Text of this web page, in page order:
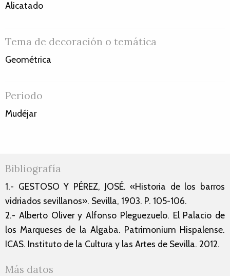
Alicatado
Tema de decoración o temática
Geométrica
Periodo
Mudéjar
Bibliografía
1.- GESTOSO Y PÉREZ, JOSÉ. «Historia de los barros
vidriados sevillanos». Sevilla, 1903. P. 105-106.
2.- Alberto Oliver y Alfonso Pleguezuelo. El Palacio de
los Marqueses de la Algaba. Patrimonium Hispalense.
ICAS. Instituto de la Cultura y las Artes de Sevilla. 2012.
Más datos